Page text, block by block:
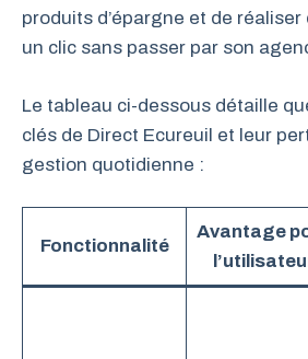
produits d’épargne et de
un clic sans passer par son
Le tableau ci-dessous détaille
clés de Direct Ecureuil et leur
gestion quotidienne :
Fonctionnalité
Avantage